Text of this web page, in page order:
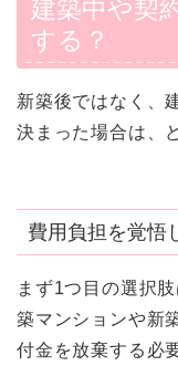
建築中や契
する？
新築後ではなく、
決まった場合は、
費用負担を覚悟
まず1つ目の選択
築マンションや新
付金を放棄する必